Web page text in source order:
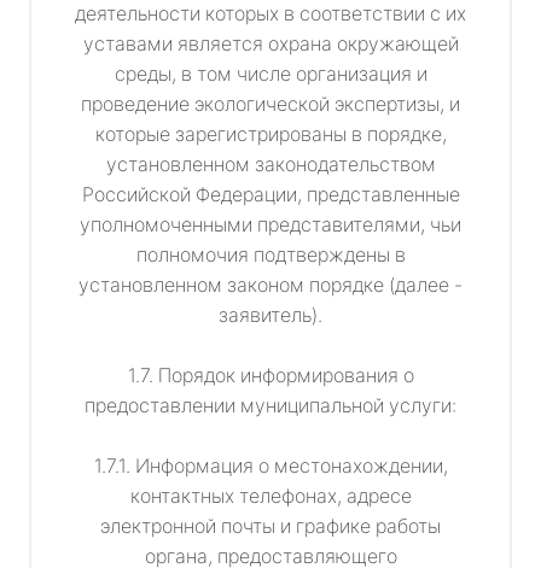
деятельности которых в соответствии с их
уставами является охрана окружающей
среды, в том числе организация и
проведение экологической экспертизы, и
которые зарегистрированы в порядке,
установленном законодательством
Российской Федерации, представленные
уполномоченными представителями, чьи
полномочия подтверждены в
установленном законом порядке (далее -
заявитель).
1.7. Порядок информирования о
предоставлении муниципальной услуги:
1.7.1. Информация о местонахождении,
контактных телефонах, адресе
электронной почты и графике работы
органа, предоставляющего